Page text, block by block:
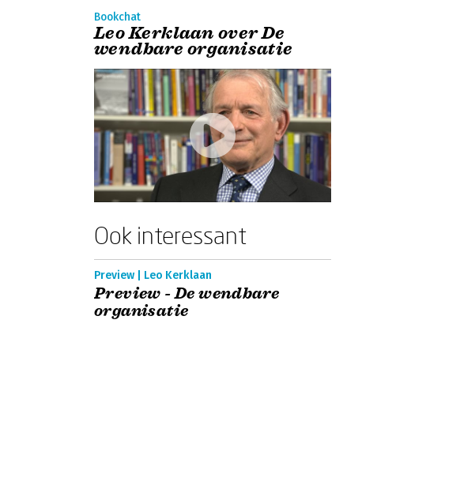
Bookchat
Leo Kerklaan over De
wendbare organisatie
Ook interessant
Preview | Leo Kerklaan
Preview - De wendbare
organisatie